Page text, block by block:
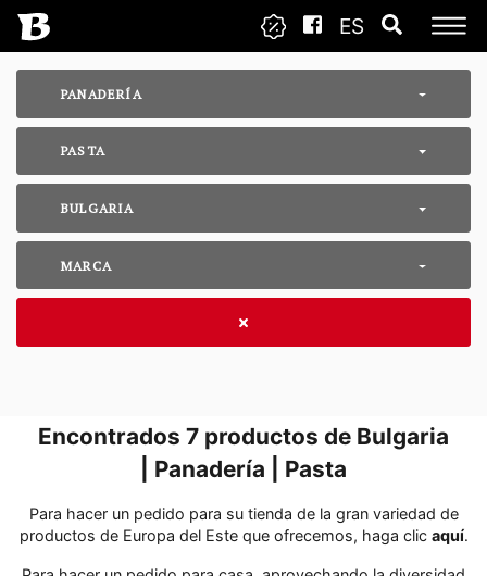
ES
PANADERÍA
PASTA
BULGARIA
MARCA
Encontrados 7 productos de Bulgaria
| Panadería | Pasta
Para hacer un pedido para su tienda de la gran variedad de
productos de Europa del Este que ofrecemos, haga clic aquí․